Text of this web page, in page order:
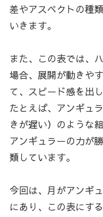
差やアスペクトの種
いきます。
また、この表では、
場合、展開が動きや
て、スピード感を出し
たとえば、アンギュ
きが遅い）のような
アンギュラーの力が
類しています。
今回は、月がアンギ
にあり、この表にす